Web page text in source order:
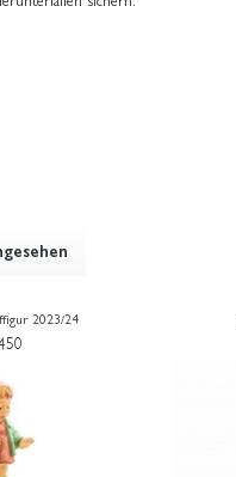
2023/24